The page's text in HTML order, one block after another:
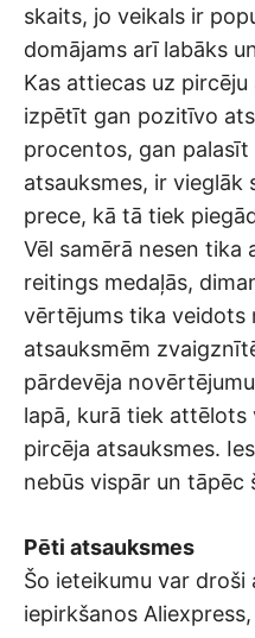
skaits, jo veikals ir
domājams arī labāks
Kas attiecas uz
izpētīt gan pozitīvo
procentos, gan palasīt
atsauksmes, ir vieglāk
prece, kā tā tiek
Vēl samērā nesen tika
reitings medaļās,
vērtējums tika veidots
atsauksmēm
pārdevēja
lapā, kurā tiek attēlots
pircēja atsauksmes.
nebūs vispār un tāpēc
Pēti atsauksmes
Šo ieteikumu var
iepirkšanos